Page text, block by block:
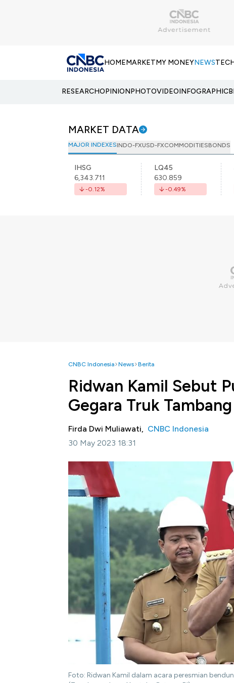
HOMEMARKETMY MONEYNEWS
RESEARCHOPINIONPHOTOVIDEOINFOGRAPHIC
MARKET DATA
MAJOR INDEXESINDO-FXUSD-FXCOMMODITIESBONDS
IHSG
6,343.711
-0.12%
LQ45
630.859
-0.49%
CNBC Indonesia News Berita
Ridwan Kamil Sebut
Gegara Truk Tambang
Firda Dwi Muliawati, CNBC Indonesia
30 May 2023 18:31
Foto: Ridwan Kamil dalam acara peresmian